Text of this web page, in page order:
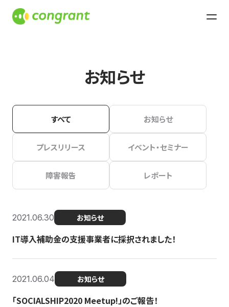
お知らせ
すべて お知らせ
プレスリリース イベント・セミナー
障害報告 レポート
2021.06.30 お知らせ
IT導入補助金の支援事業者に採択されました！
2021.06.04 お知らせ
「SOCIALSHIP2020 Meetup!」のご報告！